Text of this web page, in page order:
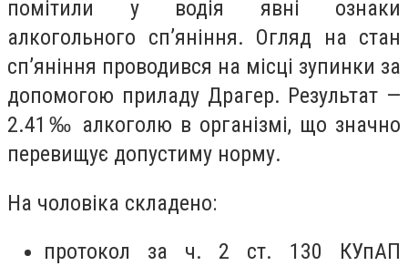
помітили у водія явні ознаки
алкогольного сп’яніння. Огляд на стан
сп’яніння проводився на місці зупинки за
допомогою приладу Драгер. Результат —
2.41‰ алкоголю в організмі, що значно
перевищує допустиму норму.
На чоловіка складено:
протокол за ч. 2 ст. 130 КУпАП